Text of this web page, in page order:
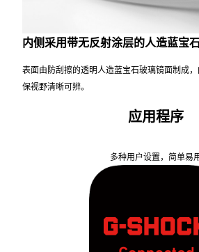
内侧采用带无反射涂层的人造蓝宝
表面由防刮擦的透明人造蓝宝石玻璃镜面制成
保视野清晰可辨。
应用程序
多种用户设置，简单易